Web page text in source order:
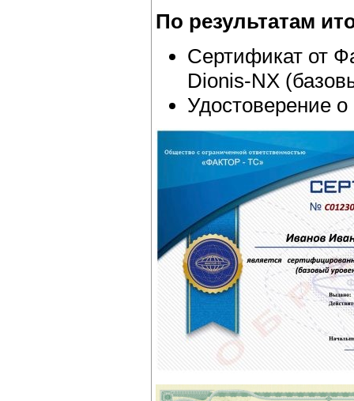
По результатам
Сертификат от
Dionis-NX
Удостоверение